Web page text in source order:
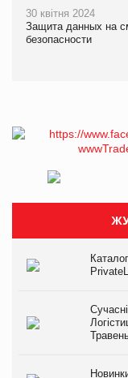
30 квітня 2024
Защита данных на
безопасности